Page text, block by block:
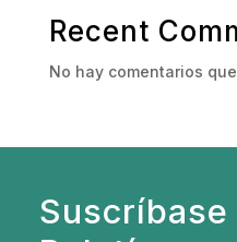
Recent
No hay comentarios